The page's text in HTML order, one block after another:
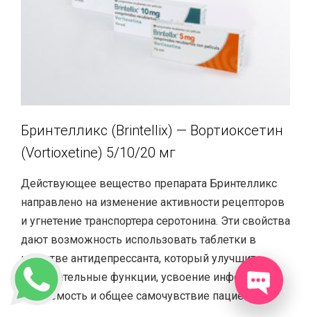
Бринтелликс (Brintellix) — Вортиоксетин
(Vortioxetine) 5/10/20 мг
Действующее вещество препарата Бринтелликс
направлено на изменение активности рецепторов
и угнетение транспортера серотонина. Эти свойства
дают возможность использовать таблетки в
качестве антидепрессанта, который улучшит
познавательные функции, усвоение информации,
обучаемость и общее самочувствие пациента.